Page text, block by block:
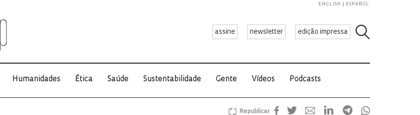
assine newsletter edição impressa
ENGLISH ESPAÑOL
Humanidades Ética Saúde Sustentabilidade Gente Vídeos Podcasts
Republicar